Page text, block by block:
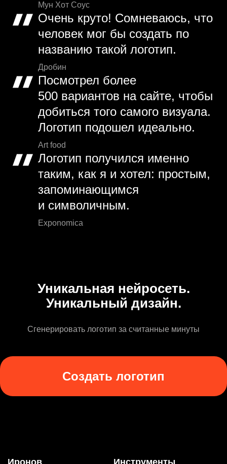
Мун Хот Соус
Очень круто! Сомневаюсь, что
человек мог бы создать по
названию такой логотип.
Дробин
Посмотрел более
500 вариантов на сайте, чтобы
добиться того самого визуала.
Логотип подошел идеально.
Art food
Логотип получился именно
таким, как я и хотел: простым,
запоминающимся
и символичным.
Exponomica
Уникальная нейросеть.
Уникальный дизайн.
Сгенерировать логотип за считанные минуты
Создать логотип